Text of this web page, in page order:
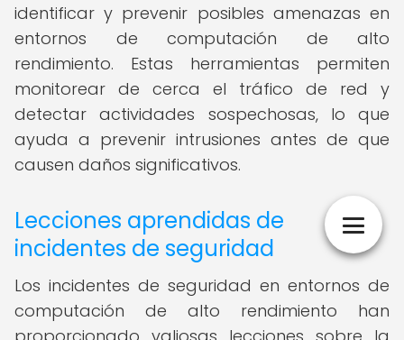
identificar y prevenir posibles amenazas en
entornos de computación de alto
rendimiento. Estas herramientas permiten
monitorear de cerca el tráfico de red y
detectar actividades sospechosas, lo que
ayuda a prevenir intrusiones antes de que
causen daños significativos.
Lecciones aprendidas de
incidentes de seguridad
Los incidentes de seguridad en entornos de
computación de alto rendimiento han